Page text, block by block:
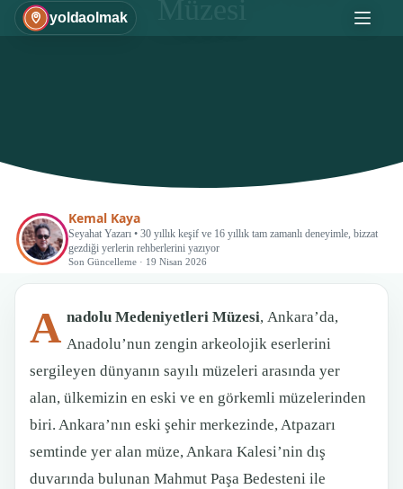
Skip
content
yoldaolmak
Kemal Kaya
Seyahat Yazarı • 30 yıllık keşif ve 16 yıllık tam zamanlı deneyimle, bizzat
gezdiği yerlerin rehberlerini yazıyor
Son Güncelleme · 19 Nisan 2026
A nadolu Medeniyetleri Müzesi, Ankara’da,
Anadolu’nun zengin arkeolojik eserlerini
sergileyen dünyanın sayılı müzeleri arasında yer
alan, ülkemizin en eski ve en görkemli müzelerinden
biri. Ankara’nın eski şehir merkezinde, Atpazarı
semtinde yer alan müze, Ankara Kalesi’nin dış
duvarında bulunan Mahmut Paşa Bedesteni ile